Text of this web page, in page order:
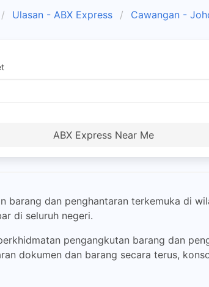
Ulasan - ABX Express Cawangan -
ABX Express Near Me
barang dan penghantaran terkemuka di
di seluruh negeri.
pengangkutan barang dan
dokumen dan barang secara terus,